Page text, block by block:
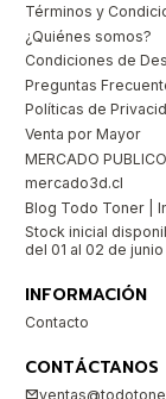
Términos y
¿Quiénes somos?
Condiciones de
Preguntas
Políticas de
Venta por Mayor
MERCADO PUBLICO
mercado3d.cl
Blog Todo Toner |
Stock inicial
del 01 al 02 de
INFORMACIÓN
Contacto
CONTÁCTANOS